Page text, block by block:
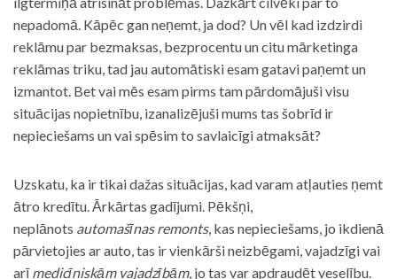
nepadomā. Kāpēc gan neņemt, ja dod? Un vēl kad izdzirdi
reklāmu par bezmaksas, bezprocentu un citu mārketinga
reklāmas triku, tad jau automātiski esam gatavi paņemt un
izmantot. Bet vai mēs esam pirms tam pārdomājuši visu
situācijas nopietnību, izanalizējuši mums tas šobrīd ir
nepieciešams un vai spēsim to savlaicīgi atmaksāt?
Uzskatu, ka ir tikai dažas situācijas, kad varam atļauties ņemt
ātro kredītu. Ārkārtas gadījumi. Pēkšņi,
neplānots automašīnas remonts, kas nepieciešams, jo ikdienā
pārvietojies ar auto, tas ir vienkārši neizbēgami, vajadzīgi vai
arīmedicīniskām vajadzībām, jo tas var apdraudēt veselību.